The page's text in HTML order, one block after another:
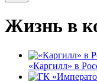
Жизнь в
«Каргилл» в